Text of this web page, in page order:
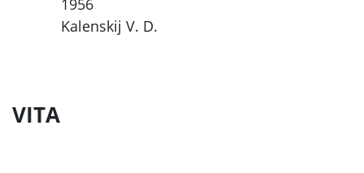
1956
Kalenskij V. D.
VITA